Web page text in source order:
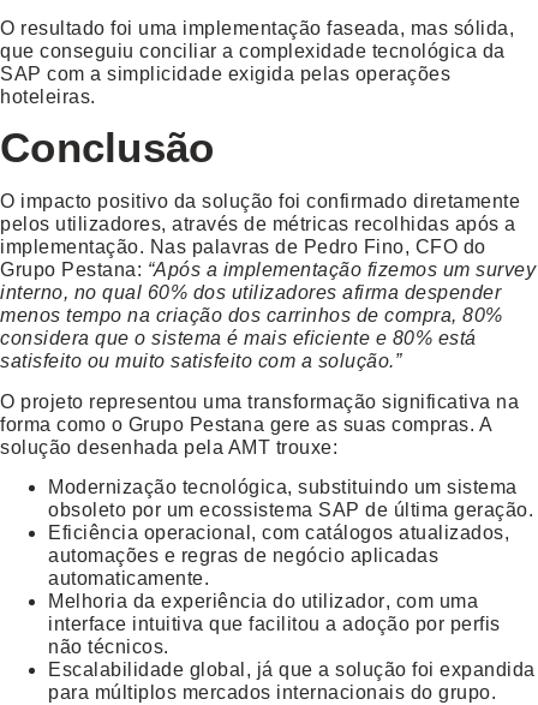
O resultado foi uma implementação faseada, mas sólida,
que conseguiu conciliar a complexidade tecnológica da
SAP com a simplicidade exigida pelas operações
hoteleiras.
Conclusão
O impacto positivo da solução foi confirmado diretamente
pelos utilizadores, através de métricas recolhidas após a
implementação. Nas palavras de Pedro Fino, CFO do
Grupo Pestana: “Após a implementação fizemos um survey
interno, no qual 60% dos utilizadores afirma despender
menos tempo na criação dos carrinhos de compra, 80%
considera que o sistema é mais eficiente e 80% está
satisfeito ou muito satisfeito com a solução.”
O projeto representou uma transformação significativa na
forma como o Grupo Pestana gere as suas compras. A
solução desenhada pela AMT trouxe:
Modernização tecnológica, substituindo um sistema
obsoleto por um ecossistema SAP de última geração.
Eficiência operacional , com catálogos atualizados,
automações e regras de negócio aplicadas
automaticamente.
Melhoria da experiência do utilizador, com uma
interface intuitiva que facilitou a adoção por perfis
não técnicos.
Escalabilidade global , já que a solução foi expandida
para múltiplos mercados internacionais do grupo.